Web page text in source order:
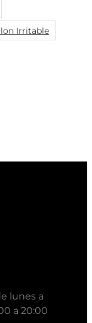
Irritable
lunes a
a 20:00